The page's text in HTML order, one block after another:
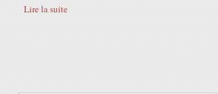
Lire la suite